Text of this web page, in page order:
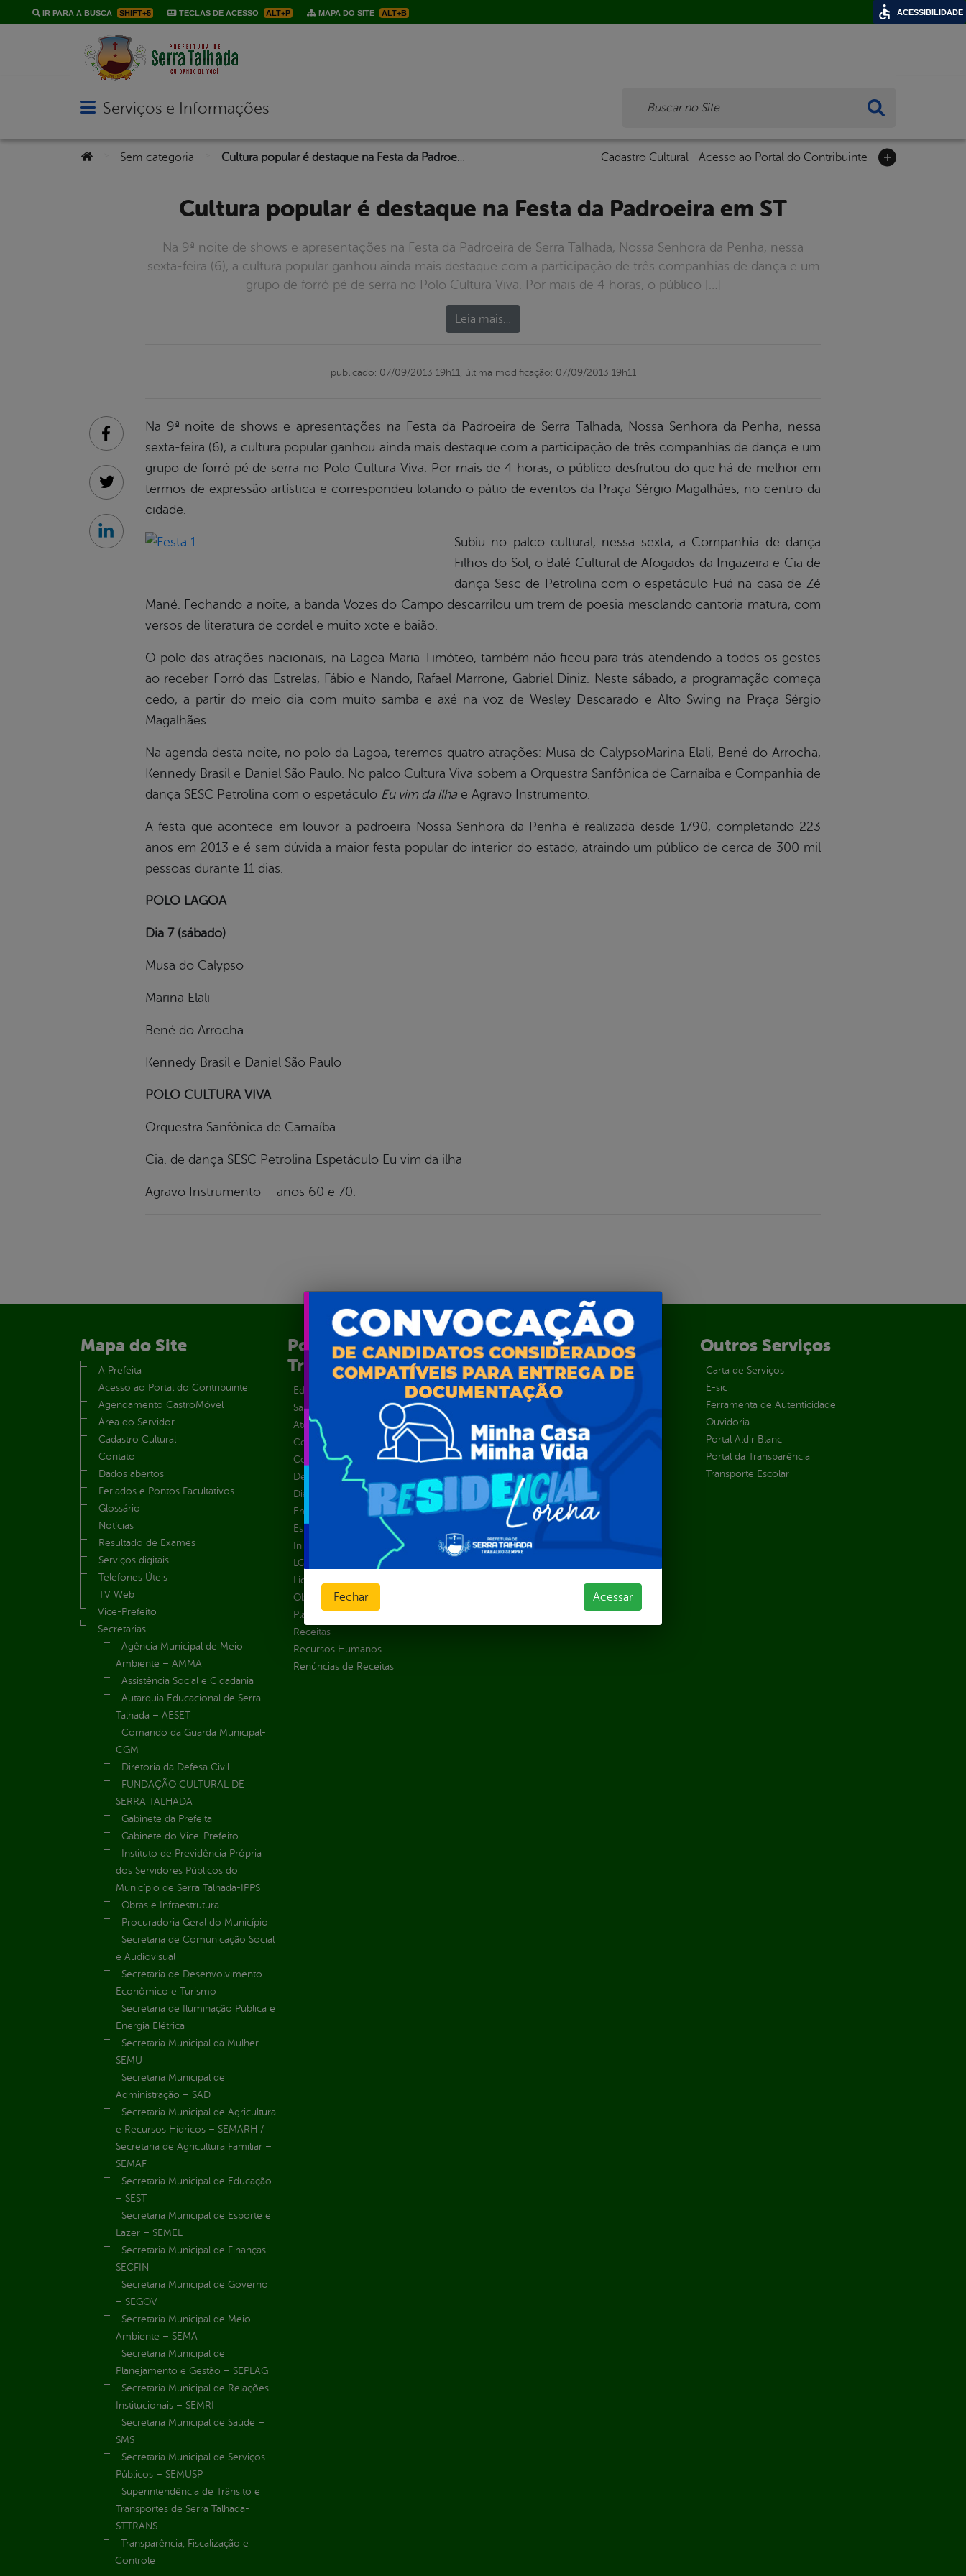
IR PARA A BUSCA SHIFT+5 TECLAS DE ACESSO ALT+P MAPA DO SITE ALT+B
Abrir menu principal de navegação
Serviços e Informações
Você está aqui:Sem categoria Cadastro Cultural Acesso ao Portal do Contribuinte
Cultura popular é destaque na Festa da Padroeira em ST
Na 9ª noite de shows e apresentações na Festa da Padroeira de Serra Talhada, Nossa Senhora da Penha, nessa
sexta-feira (6), a cultura popular ganhou ainda mais destaque com a participação de três companhias de dança e um
grupo de forró pé de serra no Polo Cultura Viva. Por mais de 4 horas, o público […]
Leia mais…
publicado: 07/09/2013 19h11, última modificação: 07/09/2013 19h11
Na 9ª noite de shows e apresentações na Festa da Padroeira de Serra Talhada, Nossa Senhora da Penha, nessa
sexta-feira (6), a cultura popular ganhou ainda mais destaque com a participação de três companhias de dança e um
grupo de forró pé de serra no Polo Cultura Viva. Por mais de 4 horas, o público desfrutou do que há de melhor em
termos de expressão artística e correspondeu lotando o pátio de eventos da Praça Sérgio Magalhães, no centro da
cidade.
Subiu no palco cultural, nessa sexta, a Companhia de dança
Filhos do Sol, o Balé Cultural de Afogados da Ingazeira e Cia de
dança Sesc de Petrolina com o espetáculo Fuá na casa de Zé
Mané. Fechando a noite, a banda Vozes do Campo descarrilou um trem de poesia mesclando cantoria matura, com
versos de literatura de cordel e muito xote e baião.
O polo das atrações nacionais, na Lagoa Maria Timóteo, também não ficou para trás atendendo a todos os gostos
ao receber Forró das Estrelas, Fábio e Nando, Rafael Marrone, Gabriel Diniz. Neste sábado, a programação começa
cedo, a partir do meio dia com muito samba e axé na voz de Wesley Descarado e Alto Swing na Praça Sérgio
Magalhães.
Na agenda desta noite, no polo da Lagoa, teremos quatro atrações: Musa do CalypsoMarina Elali, Bené do Arrocha,
Kennedy Brasil e Daniel São Paulo. No palco Cultura Viva sobem a Orquestra Sanfônica de Carnaíba e Companhia de
dança SESC Petrolina com o espetáculo Eu vim da ilhae Agravo Instrumento.
A festa que acontece em louvor a padroeira Nossa Senhora da Penha é realizada desde 1790, completando 223
anos em 2013 e é sem dúvida a maior festa popular do interior do estado, atraindo um público de cerca de 300 mil
pessoas durante 11 dias.
POLO LAGOA
Dia 7 (sábado)
Musa do Calypso
Marina Elali
Bené do Arrocha
Kennedy Brasil e Daniel São Paulo
POLO CULTURA VIVA
Orquestra Sanfônica de Carnaíba
Cia. de dança SESC Petrolina Espetáculo Eu vim da ilha
Agravo Instrumento – anos 60 e 70.
Facebook
Twitter
Linkedin
Mapa do Site
A Prefeita
Acesso ao Portal do Contribuinte
Agendamento CastroMóvel
Área do Servidor
Cadastro Cultural
Contato
Dados abertos
Feriados e Pontos Facultativos
Glossário
Notícias
Resultado de Exames
Serviços digitais
Telefones Úteis
TV Web
Vice-Prefeito
Secretarias
Agência Municipal de Meio
Ambiente – AMMA
Assistência Social e Cidadania
Autarquia Educacional de Serra
Talhada – AESET
Comando da Guarda Municipal-
CGM
Diretoria da Defesa Civil
FUNDAÇÃO CULTURAL DE
SERRA TALHADA
Gabinete da Prefeita
Gabinete do Vice-Prefeito
Instituto de Previdência Própria
dos Servidores Públicos do
Município de Serra Talhada-IPPS
Obras e Infraestrutura
Procuradoria Geral do Município
Secretaria de Comunicação Social
e Audiovisual
Secretaria de Desenvolvimento
Econômico e Turismo
Secretaria de Iluminação Pública e
Energia Elétrica
Secretaria Municipal da Mulher –
SEMU
Secretaria Municipal de
Administração – SAD
Secretaria Municipal de Agricultura
e Recursos Hídricos – SEMARH /
Secretaria de Agricultura Familiar –
SEMAF
Secretaria Municipal de Educação
– SEST
Secretaria Municipal de Esporte e
Lazer – SEMEL
Secretaria Municipal de Finanças –
SECFIN
Secretaria Municipal de Governo
– SEGOV
Secretaria Municipal de Meio
Ambiente – SEMA
Secretaria Municipal de
Planejamento e Gestão – SEPLAG
Secretaria Municipal de Relações
Institucionais – SEMRI
Secretaria Municipal de Saúde –
SMS
Secretaria Municipal de Serviços
Públicos – SEMUSP
Superintendência de Trânsito e
Transportes de Serra Talhada-
STTRANS
Transparência, Fiscalização e
Controle
Portal da
Transparência
Educação
Saúde
Atos normativos
Central de Dúvidas
Convênios e Transferências
Despesas
Diárias
Emendas parlamentares
Estrutura Organizacional
Inicio
LGPD e Governo Digital
Licitações e Contratos
Obras Públicas
Planejamento e Prestação de Contas
Receitas
Recursos Humanos
Renúncias de Receitas
E-sic
Como solicitar
Consulte sua Solicitação
Decretos
Estatísticas
Formulários
Prazos e autoridades
Sic Físico
Solicitar Recurso
Solicitar um pedido
Outros Serviços
Carta de Serviços
E-sic
Ferramenta de Autenticidade
Ouvidoria
Portal Aldir Blanc
Portal da Transparência
Transporte Escolar
Fechar Acessar
ACESSIBILIDADE